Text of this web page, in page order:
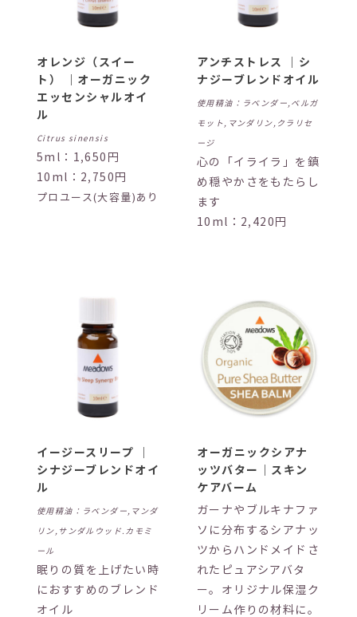
オレンジ（スイー
ト） ｜オーガニック
エッセンシャルオイ
ル
Citrus sinensis
5ml：1,650円
10ml：2,750円
プロユース(大容量)あり
アンチストレス ｜シ
ナジーブレンドオイル
使用精油：ラベンダー,ベルガ
モット,マンダリン,クラリセ
ージ
心の「イライラ」を鎮
め穏やかさをもたらし
ます
10ml：2,420円
イージースリープ ｜
シナジーブレンドオイ
ル
使用精油：ラベンダー,マンダ
リン,サンダルウッド.カモミ
ール
眠りの質を上げたい時
におすすめのブレンド
オイル
オーガニックシアナ
ッツバター｜スキン
ケアバーム
ガーナやブルキナファ
ソに分布するシアナッ
ツからハンドメイドさ
れたピュアシアバタ
ー。オリジナル保湿ク
リーム作りの材料に。